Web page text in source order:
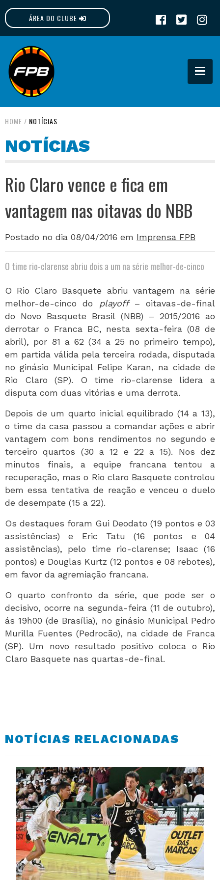
ÁREA DO CLUBE
FPB
HOME / NOTÍCIAS
NOTÍCIAS
Rio Claro vence e fica em
vantagem nas oitavas do NBB
Postado no dia 08/04/2016 em Imprensa FPB
O time rio-clarense abriu dois a um na série melhor-de-cinco
O Rio Claro Basquete abriu vantagem na série
melhor-de-cinco do
playoff– oitavas-de-final
do Novo Basquete Brasil (NBB) – 2015/2016 ao
derrotar o Franca BC, nesta sexta-feira (08 de
abril), por 81 a 62 (34 a 25 no primeiro tempo),
em partida válida pela terceira rodada, disputada
no ginásio Municipal Felipe Karan, na cidade de
Rio Claro (SP). O time rio-clarense lidera a
disputa com duas vitórias e uma derrota.
Depois de um quarto inicial equilibrado (14 a 13),
o time da casa passou a comandar ações e abrir
vantagem com bons rendimentos no segundo e
terceiro quartos (30 a 12 e 22 a 15). Nos dez
minutos finais, a equipe francana tentou a
recuperação, mas o Rio claro Basquete controlou
bem essa tentativa de reação e venceu o duelo
de desempate (15 a 22).
Os destaques foram Gui Deodato (19 pontos e 03
assistências) e Eric Tatu (16 pontos e 04
assistências), pelo time rio-clarense; Isaac (16
pontos) e Douglas Kurtz (12 pontos e 08 rebotes),
em favor da agremiação francana.
O quarto confronto da série, que pode ser o
decisivo, ocorre na segunda-feira (11 de outubro),
ás 19h00 (de Brasília), no ginásio Municipal Pedro
Murilla Fuentes (Pedrocão), na cidade de Franca
(SP). Um novo resultado positivo coloca o Rio
Claro Basquete nas quartas-de-final.
NOTÍCIAS RELACIONADAS